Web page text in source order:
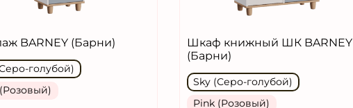
BARNEY (Барни)
голубой)
Шкаф книжный ШК BARNEY
(Барни)
Sky (Серо-голубой)
Pink (Розовый)